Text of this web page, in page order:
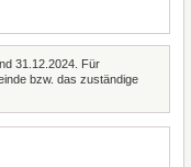
31.12.2024. Für
bzw. das zuständige